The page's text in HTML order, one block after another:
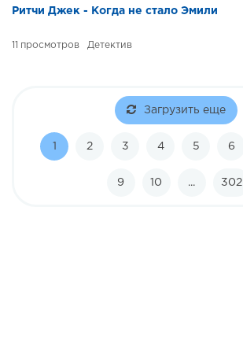
Ритчи Джек - Когда не стало Эмили
11 Детектив
Загрузить еще
1 2 3 4 5 6
9 10 ... 302